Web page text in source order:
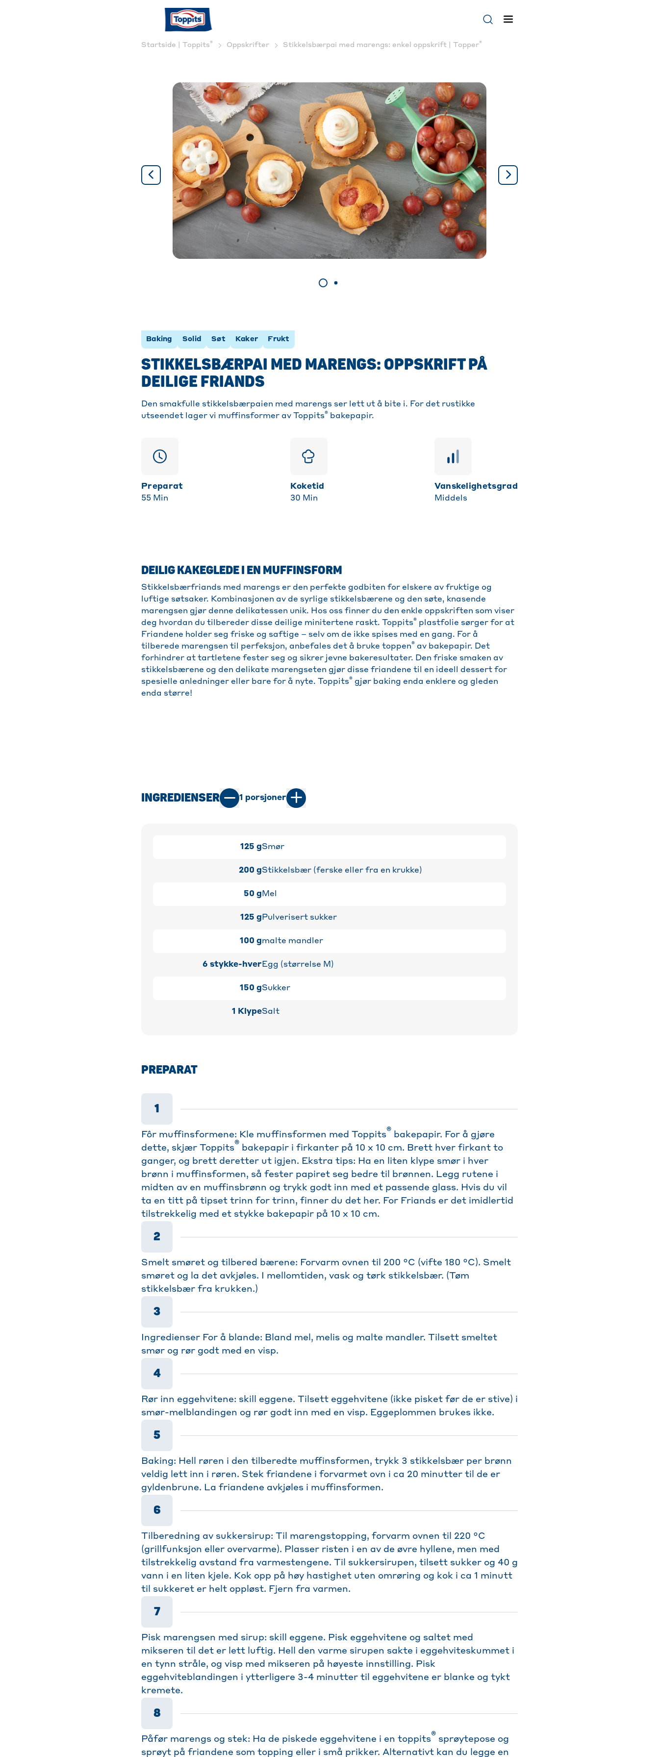
Startside | Toppits® Oppskrifter Stikkelsbærpai med marengs: enkel oppskrift | Topper®
Baking Solid Søt Kaker Frukt
STIKKELSBÆRPAI MED MARENGS: OPPSKRIFT PÅ
DEILIGE FRIANDS
Den smakfulle stikkelsbærpaien med marengs ser lett ut å bite i. For det rustikke
utseendet lager vi muffinsformer av Toppits® bakepapir.
Preparat
55 Min
Koketid
30 Min
vanskelighetsgrad
Middels
DEILIG KAKEGLEDE I EN MUFFINSFORM
Stikkelsbærfriands med marengs er den perfekte godbiten for elskere av fruktige og
luftige søtsaker. Kombinasjonen av de syrlige stikkelsbærene og den søte, knasende
marengsen gjør denne delikatessen unik. Hos oss finner du den enkle oppskriften som viser
deg hvordan du tilbereder disse deilige minitertene raskt. Toppits® plastfolie sørger for at
Friandene holder seg friske og saftige – selv om de ikke spises med en gang. For å
tilberede marengsen til perfeksjon, anbefales det å bruke toppen® av bakepapir. Det
forhindrer at tartletene fester seg og sikrer jevne bakeresultater. Den friske smaken av
stikkelsbærene og den delikate marengseten gjør disse friandene til en ideell dessert for
spesielle anledninger eller bare for å nyte. Toppits® gjør baking enda enklere og gleden
enda større!
INGREDIENSER 1 porsjoner
125 gSmør
200 gStikkelsbær (ferske eller fra en krukke)
50 g Mel
125 g Pulverisert sukker
100 gmalte mandler
6 stykke-hver Egg (størrelse M)
150 gSukker
1 KlypeSalt
PREPARAT
1
Fôr muffinsformene: Kle muffinsformen med Toppits® bakepapir. For å gjøre
dette, skjær Toppits® bakepapir i firkanter på 10 x 10 cm. Brett hver firkant to
ganger, og brett deretter ut igjen. Ekstra tips: Ha en liten klype smør i hver
brønn i muffinsformen, så fester papiret seg bedre til brønnen. Legg rutene i
midten av en muffinsbrønn og trykk godt inn med et passende glass. Hvis du vil
ta en titt på tipset trinn for trinn, finner du det her. For Friands er det imidlertid
tilstrekkelig med et stykke bakepapir på 10 x 10 cm.
2
Smelt smøret og tilbered bærene: Forvarm ovnen til 200 °C (vifte 180 °C). Smelt
smøret og la det avkjøles. I mellomtiden, vask og tørk stikkelsbær. (Tøm
stikkelsbær fra krukken.)
3
Ingredienser For å blande: Bland mel, melis og malte mandler. Tilsett smeltet
smør og rør godt med en visp.
4
Rør inn eggehvitene: skill eggene. Tilsett eggehvitene (ikke pisket før de er stive) i
smør-melblandingen og rør godt inn med en visp. Eggeplommen brukes ikke.
5
Baking: Hell røren i den tilberedte muffinsformen, trykk 3 stikkelsbær per brønn
veldig lett inn i røren. Stek friandene i forvarmet ovn i ca 20 minutter til de er
gyldenbrune. La friandene avkjøles i muffinsformen.
6
Tilberedning av sukkersirup: Til marengstopping, forvarm ovnen til 220 °C
(grillfunksjon eller overvarme). Plasser risten i en av de øvre hyllene, men med
tilstrekkelig avstand fra varmestengene. Til sukkersirupen, tilsett sukker og 40 g
vann i en liten kjele. Kok opp på høy hastighet uten omrøring og kok i ca 1 minutt
til sukkeret er helt oppløst. Fjern fra varmen.
7
Pisk marengsen med sirup: skill eggene. Pisk eggehvitene og saltet med
mikseren til det er lett luftig. Hell den varme sirupen sakte i eggehviteskummet i
en tynn stråle, og visp med mikseren på høyeste innstilling. Pisk
eggehviteblandingen i ytterligere 3-4 minutter til eggehvitene er blanke og tykt
kremete.
8
Påfør marengs og stek: Ha de piskede eggehvitene i en toppits® sprøytepose og
sprøyt på friandene som topping eller i små prikker. Alternativt kan du legge en